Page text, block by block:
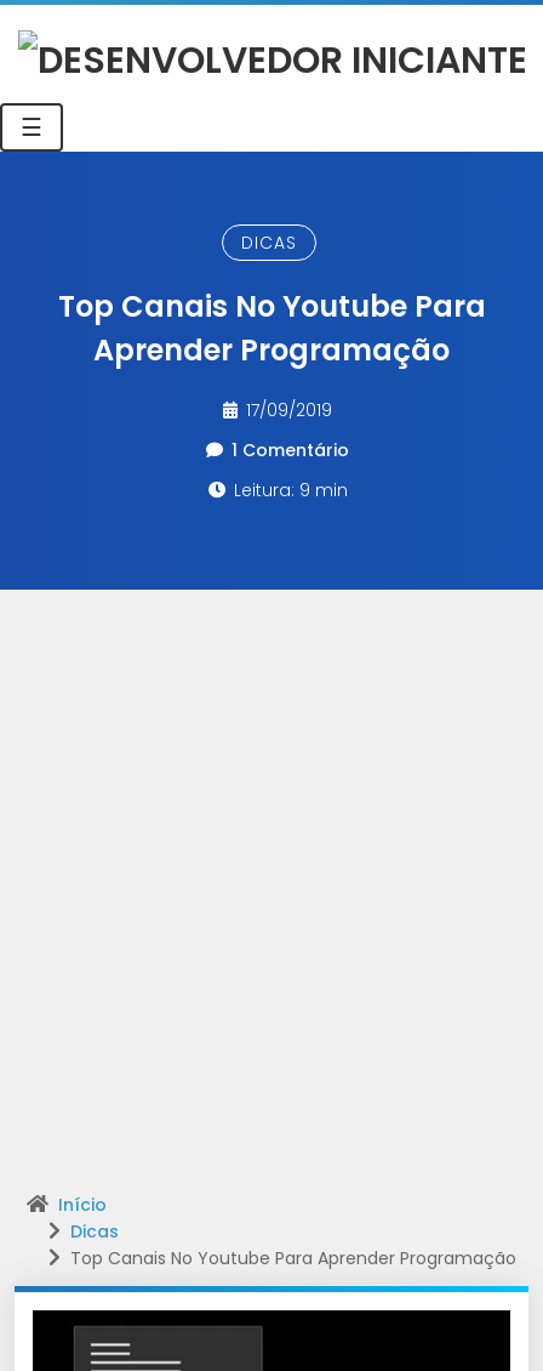
☰
DICAS
Top Canais No Youtube Para
Aprender Programação
17/09/2019
1 Comentário
Leitura: 9 min
Início
Dicas
Top Canais No Youtube Para Aprender Programação